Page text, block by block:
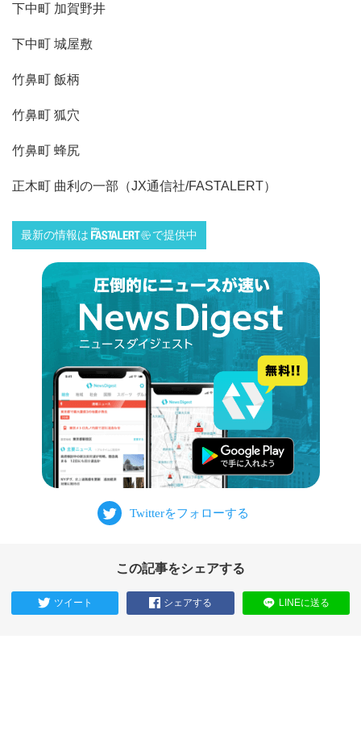
下中町 加賀野井
下中町 城屋敷
竹鼻町 飯柄
竹鼻町 狐穴
竹鼻町 蜂尻
正木町 曲利の一部（JX通信社/FASTALERT）
最新の情報は で提供中
この記事をシェアする
ツイート シェアする LINEに送る